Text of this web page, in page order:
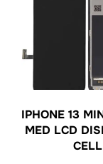
IPHONE 13
MED LCD
CELL